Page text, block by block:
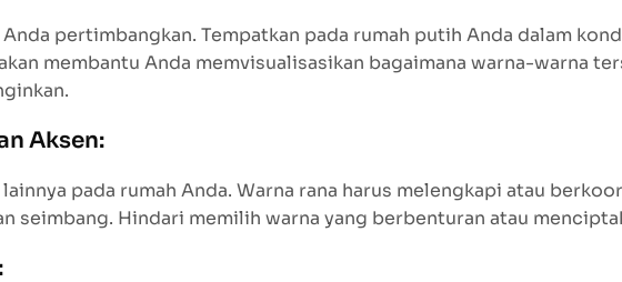
pertimbangkan. Tempatkan pada rumah putih Anda dalam
membantu Anda memvisualisasikan bagaimana warna-warna
Aksen:
pada rumah Anda. Warna rana harus melengkapi atau
seimbang. Hindari memilih warna yang berbenturan atau